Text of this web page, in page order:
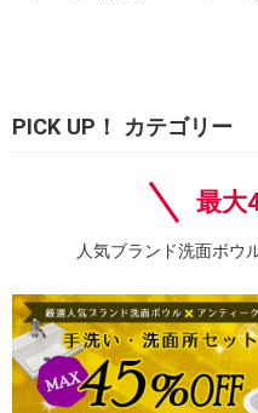
PICK UP！ カテゴリー
最大
人気ブランド洗面ボウ